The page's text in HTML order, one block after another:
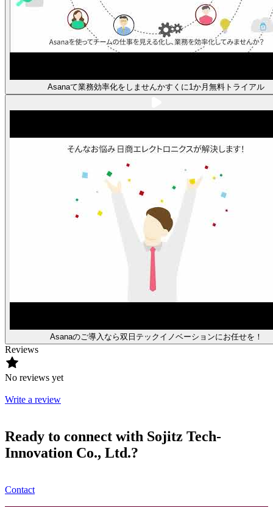
Asanaて業務効率化をしませんかすくに1か月無料トライアル
Asanaのご導入なら双日テックイノベーションにお任せを！
Reviews
No reviews yet
Write a review
Ready to connect with Sojitz Tech-
Innovation Co., Ltd.?
Contact